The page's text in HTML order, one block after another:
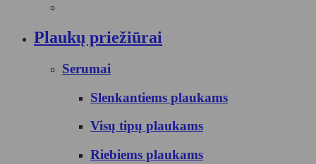
Plaukų priežiūrai
Serumai
Slenkantiems plaukams
Visų tipų plaukams
Riebiems plaukams